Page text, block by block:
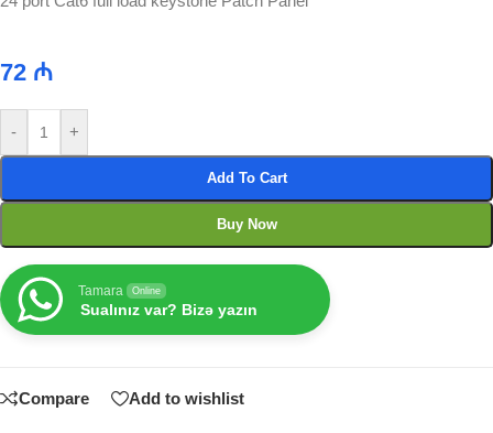
72 ₼
- +
Add To Cart
Buy Now
Tamara Online
Sualınız var? Bizə yazın
Compare Add to wishlist